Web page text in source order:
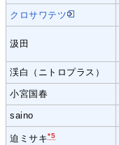
クロサワテツ
汲田
渓白（ニトロプラス）
小宮国春
saino
迫ミサキ*5